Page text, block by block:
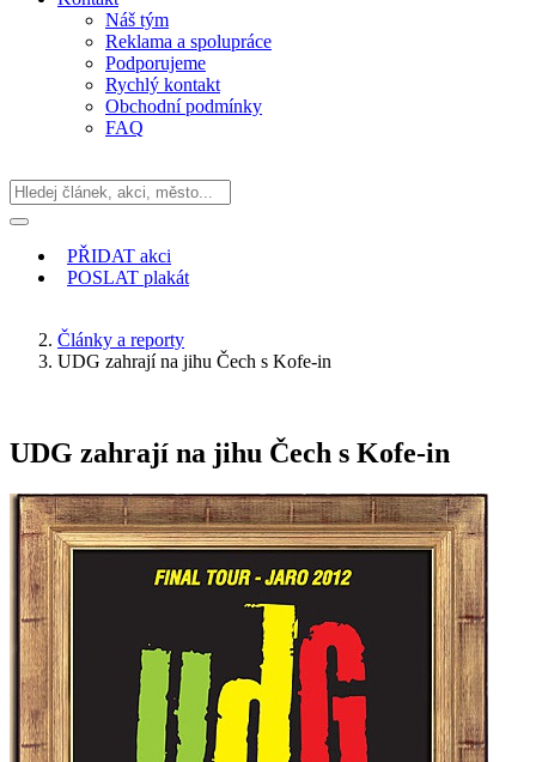
Náš tým
Reklama a spolupráce
Podporujeme
Rychlý kontakt
Obchodní podmínky
FAQ
PŘIDAT akci
POSLAT plakát
Články a reporty
UDG zahrají na jihu Čech s Kofe-in
UDG zahrají na jihu Čech s Kofe-in